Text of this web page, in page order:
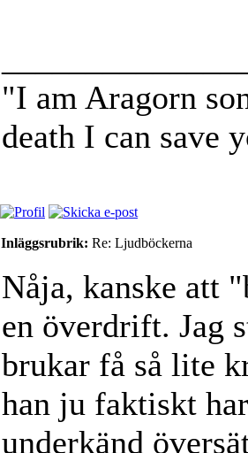
"I am Aragorn
death I can save
Inläggsrubrik: Re: Ljudböckerna
Nåja, kanske att
en överdrift. Jag
brukar få så lite
han ju faktiskt
underkänd